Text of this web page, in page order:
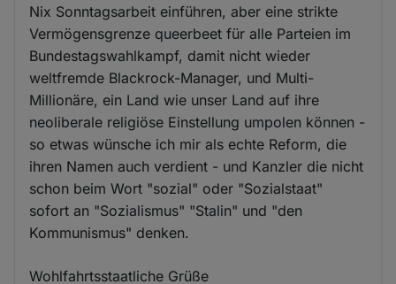
Nix Sonntagsarbeit einführen, aber eine strikte
Vermögensgrenze queerbeet für alle Parteien im
Bundestagswahlkampf, damit nicht wieder
weltfremde Blackrock-Manager, und Multi-
Millionäre, ein Land wie unser Land auf ihre
neoliberale religiöse Einstellung umpolen können -
so etwas wünsche ich mir als echte Reform, die
ihren Namen auch verdient - und Kanzler die nicht
schon beim Wort "sozial" oder "Sozialstaat"
sofort an "Sozialismus" "Stalin" und "den
Kommunismus" denken.
Wohlfahrtsstaatliche Grüße